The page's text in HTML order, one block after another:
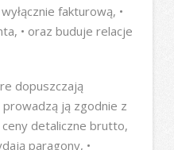
fakturową, •
• oraz buduje relacje
dopuszczają
prowadzą ją zgodnie z
detaliczne brutto,
paragony, •